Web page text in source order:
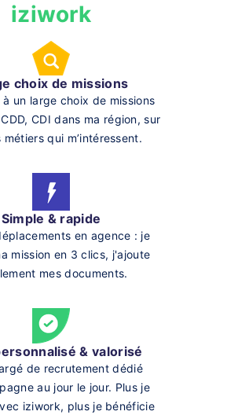
iziwork
choix de missions
à un large choix de missions
CDI dans ma région, sur
métiers qui m’intéressent.
Simple & rapide
en agence : je
mission en 3 clics, j'ajoute
mes documents.
& valorisé
de recrutement dédié
au jour le jour. Plus je
iziwork, plus je bénéficie